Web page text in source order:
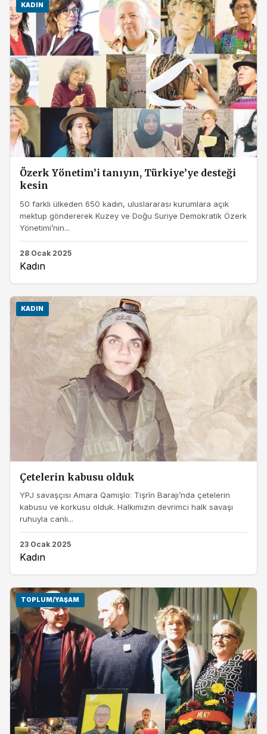
KADIN
Özerk Yönetim’i tanıyın, Türkiye’ye desteği
kesin
50 farklı ülkeden 650 kadın, uluslararası kurumlara açık
mektup göndererek Kuzey ve Doğu Suriye Demokratik Özerk
Yönetimi’nin...
28 Ocak 2025
Kadın
KADIN
Çetelerin kabusu olduk
YPJ savaşçısı Amara Qamişlo: Tişrîn Barajı’nda çetelerin
kabusu ve korkusu olduk. Halkımızın devrimci halk savaşı
ruhuyla canlı...
23 Ocak 2025
Kadın
TOPLUM/YAŞAM